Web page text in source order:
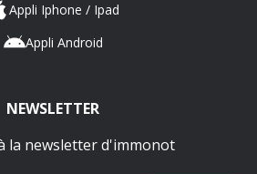
Appli Iphone / Ipad
Appli Android
NEWSLETTER
la newsletter d'immonot